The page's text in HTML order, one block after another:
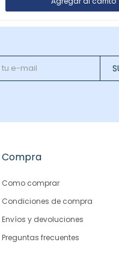
Compra
Como comprar
Condiciones de compra
Envíos y devoluciones
Preguntas frecuentes